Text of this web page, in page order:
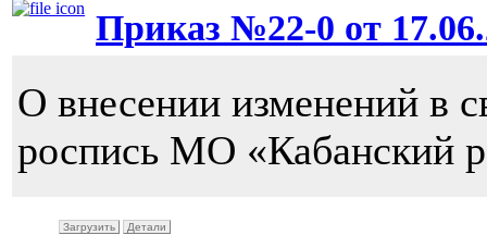
Приказ №22-0 от
О внесении изменений в
роспись МО «Кабанский
Загрузить Детали